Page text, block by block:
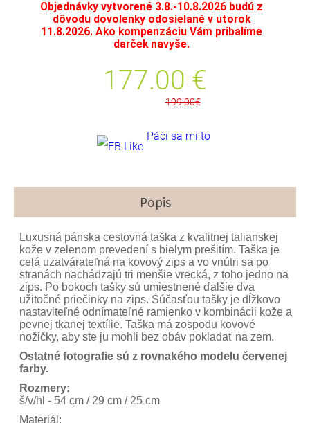
Objednávky vytvorené 3.8.-10.8.2026 budú z
dôvodu dovolenky odosielané v utorok
11.8.2026. Ako kompenzáciu Vám pribalíme
darček navyše.
177.00 €
199.00€
Páči sa mi to
Popis
Luxusná pánska cestovná taška z kvalitnej talianskej
kože v zelenom prevedení s bielym prešitím. Taška je
celá uzatvárateľná na kovový zips a vo vnútri sa po
stranách nachádzajú tri menšie vrecká, z toho jedno na
zips. Po bokoch tašky sú umiestnené ďalšie dva
užitočné priečinky na zips. Súčasťou tašky je dĺžkovo
nastaviteľné odnímateľné ramienko v kombinácii kože a
pevnej tkanej textílie. Taška má zospodu kovové
nožičky, aby ste ju mohli bez obáv pokladať na zem.
Ostatné fotografie sú z rovnakého modelu červenej
farby.
Rozmery:
š/v/hl - 54 cm / 29 cm / 25 cm
Materiál: